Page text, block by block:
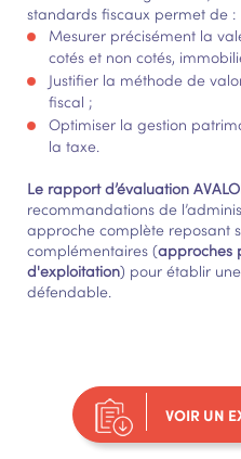
standards fiscaux permet de :
Mesurer précisément la
cotés et non cotés,
Justifier la méthode de
fiscal ;
Optimiser la gestion
la taxe.
Le rapport d’évaluation
recommandations de
approche complète reposant
complémentaires (approches
d'exploitation) pour établir
défendable.
VOIR UN